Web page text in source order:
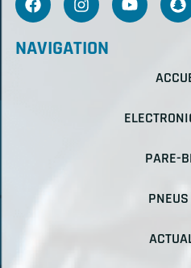
NAVIGATION
PARE-
PNEUS